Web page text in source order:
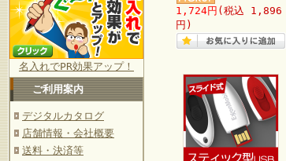
名入れでPR効果アップ！
ご利用案内
デジタルカタログ
店舗情報・会社概要
送料・決済等
1,724円 (税込 1,896
円)